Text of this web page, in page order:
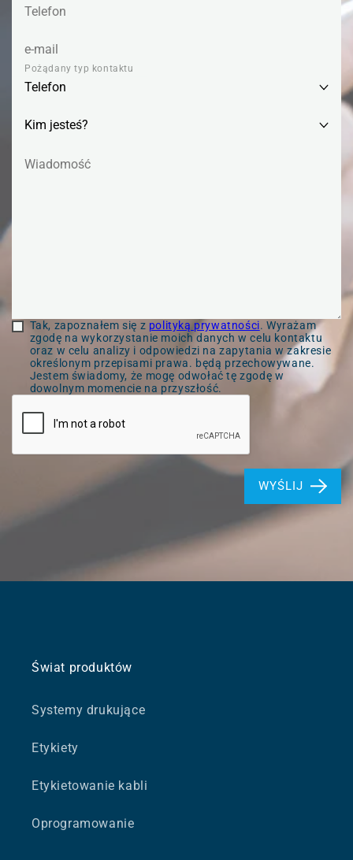
Pożądany typ kontaktu
Tak, zapoznałem się z polityką prywatności. Wyrażam
zgodę na wykorzystanie moich danych w celu kontaktu
oraz w celu analizy i odpowiedzi na zapytania w zakresie
określonym przepisami prawa. będą przechowywane.
Jestem świadomy, że mogę odwołać tę zgodę w
dowolnym momencie na przyszłość.
WYŚLIJ
Świat produktów
Systemy drukujące
Etykiety
Etykietowanie kabli
Oprogramowanie